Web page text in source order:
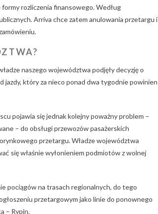
rozliczenia finansowego. Według
Arriva chce zatem anulowania przetargu i
naszego województwa podjęły decyzję o
jazdy, który za nieco ponad dwa tygodnie powinien
pojawia się jednak kolejny poważny problem –
– do obsługi przewozów pasażerskich
przetargu. Władze województwa
się właśnie wyłonieniem podmiotów z wolnej
pociągów na trasach regionalnych, do tego
przetargowym jako linie do ponownego
– Rypin.